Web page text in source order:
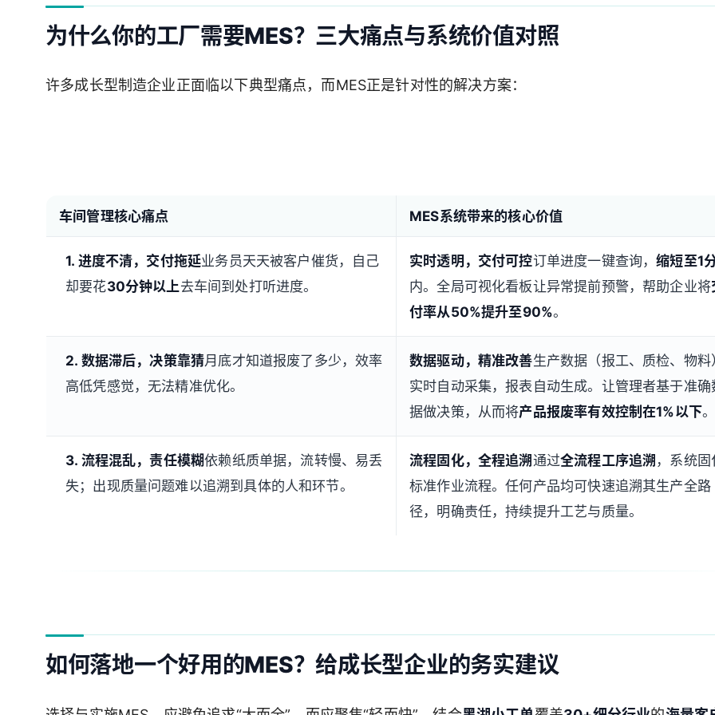
为什么你的工厂需要MES？三大痛点与系统价值对照
许多成长型制造企业正面临以下典型痛点，而MES正是针对性的解决方案：
车间管理核心痛点 MES系统带来的核心价值
1. 进度不清，交付拖延业务员天天被客户催货，自己
却要花30分钟以上去车间到处打听进度。
实时透明，交付可控订单进度一键查询，缩短至1
内。全局可视化看板让异常提前预警，帮助企业将
付率从50%提升至90%。
2. 数据滞后，决策靠猜月底才知道报废了多少，效率
高低凭感觉，无法精准优化。
数据驱动，精准改善生产数据（报工、质检、物料
实时自动采集，报表自动生成。让管理者基于准确
据做决策，从而将产品报废率有效控制在1%以下
3. 流程混乱，责任模糊依赖纸质单据，流转慢、易丢
失；出现质量问题难以追溯到具体的人和环节。
流程固化，全程追溯通过全流程工序追溯 ，系统固
标准作业流程。任何产品均可快速追溯其生产全路
径，明确责任，持续提升工艺与质量。
如何落地一个好用的MES？给成长型企业的务实建议